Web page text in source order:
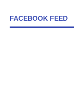
FACEBOOK FEED